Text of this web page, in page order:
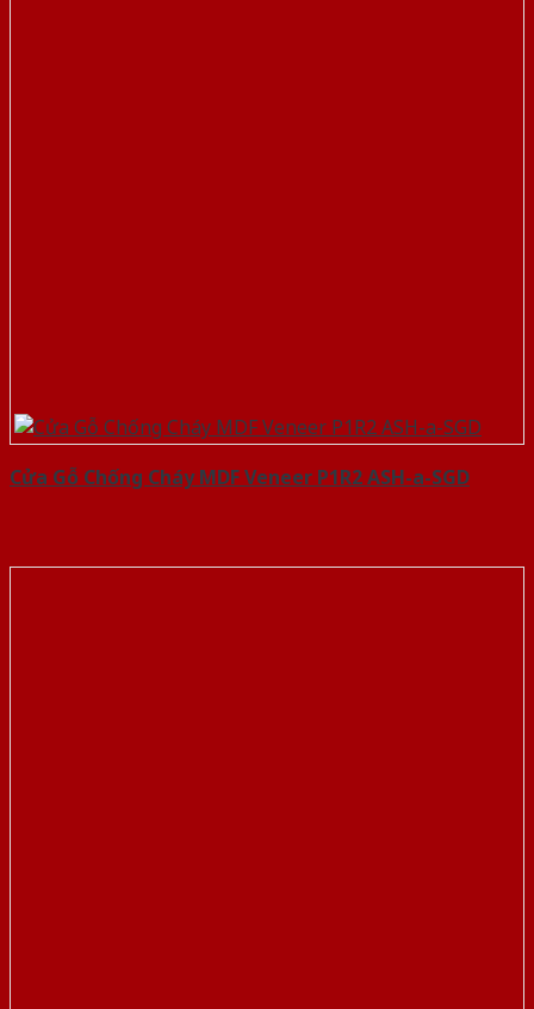
Cửa Gỗ Chống Cháy MDF Veneer P1R2 ASH-a-SGD